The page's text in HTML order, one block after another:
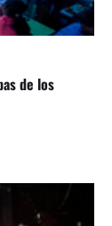
de los